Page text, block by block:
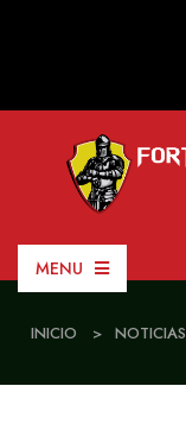
MENU
INICIO > NOTICIAS